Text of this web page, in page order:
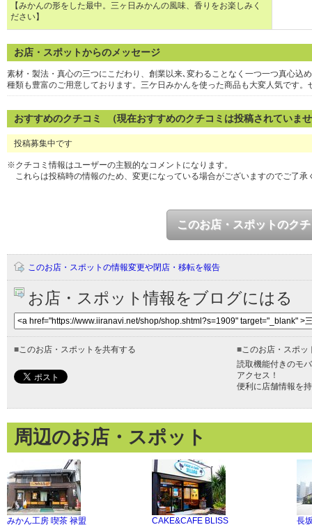
【みかんの形をした最中。三ヶ日みかんの風味、香りをお楽しみく
ださい】
お店・スポットからのメッセージ
素材・製法・真心の三つにこだわり、創業以来､変わることなく一つ一つ真心込
種類も豊富のご用意しております。三ケ日みかんを使った商品も大変人気です。
おすすめのクチコミ （現在おすすめのクチコミは投稿されていま
投稿募集中です
※クチコミ情報はユーザーの主観的なコメントになります。
これらは投稿時の情報のため、変更になっている場合がございますのでご了承
このお店・スポットのク
このお店・スポットの情報変更や閉店・移転を報告
お店・スポット情報をブログにはる
■このお店・スポットを共有する ■このお店・スポッ
読取機能付きのモ
アクセス！
便利に店舗情報を
周辺のお店・スポット
みかん工房 喫茶 禄盟
CAKE&CAFE BLISS
長